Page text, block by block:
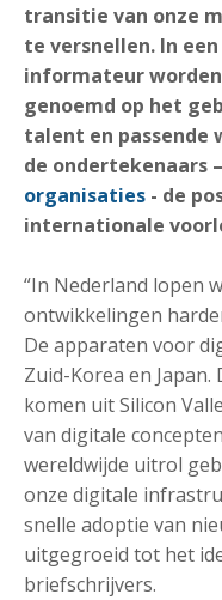
transitie van onze
te versnellen. In
informateur
genoemd op het
talent en passende
de ondertekenaars –
organisaties - de
internationale
“In Nederland lopen
ontwikkelingen
De apparaten voor
Zuid-Korea en
komen uit Silicon
van digitale
wereldwijde uitrol
onze digitale
snelle adoptie van
uitgegroeid tot het
briefschrijvers.